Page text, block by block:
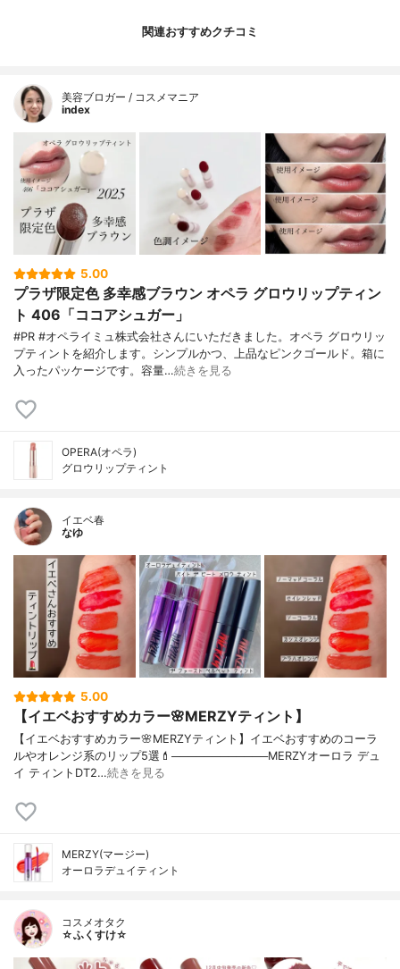
関連おすすめクチコミ
美容ブロガー / コスメマニア
index
5.00
プラザ限定色 多幸感ブラウン オペラ グロウリップティン
ト 406「ココアシュガー」
#PR #オペライミュ株式会社さんにいただきました。オペラ グロウリッ
プティントを紹介します。シンプルかつ、上品なピンクゴールド。箱に
入ったパッケージです。容量…続きを見る
OPERA(オペラ)
グロウリップティント
イエベ春
なゆ
5.00
【イエベおすすめカラー🌸MERZYティント】
【イエベおすすめカラー🌸MERZYティント】イエベおすすめのコーラ
ルやオレンジ系のリップ5選💄────────────MERZYオーロラ デュ
イ ティントDT2…続きを見る
MERZY(マージー)
オーロラデュイティント
コスメオタク
☆ふくすけ☆